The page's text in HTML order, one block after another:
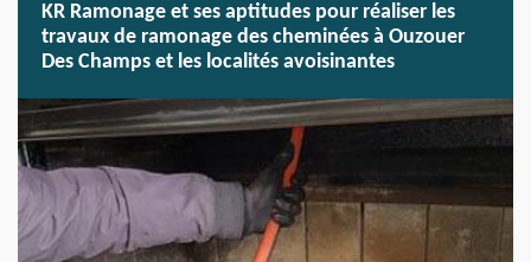
KR Ramonage et ses aptitudes pour réaliser les
travaux de ramonage des cheminées à Ouzouer
Des Champs et les localités avoisinantes